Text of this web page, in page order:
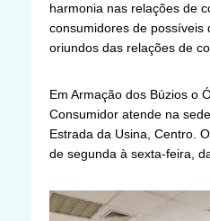
harmonia nas relações de
consumidores de possíveis
oriundos das relações de
Em Armação dos Búzios o
Consumidor atende na
Estrada da Usina, Centro.
de segunda à sexta-feira,